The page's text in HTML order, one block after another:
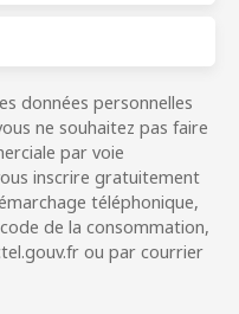
données personnelles
ne souhaitez pas faire
par voie
inscrire gratuitement
téléphonique,
de la consommation,
ou par courrier